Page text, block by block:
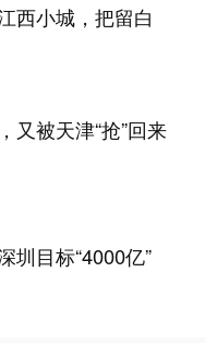
西小城，把留白
又被天津“抢”回来
圳目标“4000亿”